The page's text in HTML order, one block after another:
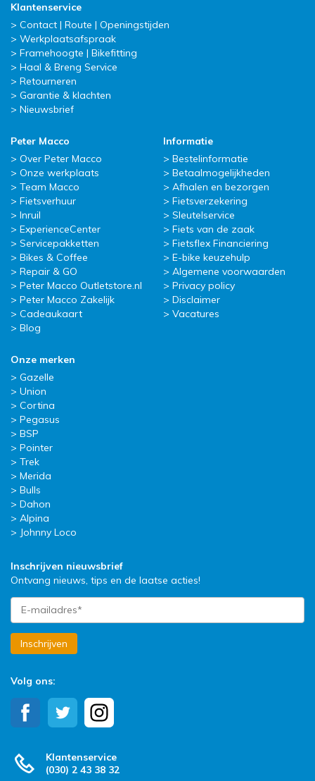
Klantenservice
Contact | Route | Openingstijden
Werkplaatsafspraak
Framehoogte | Bikefitting
Haal & Breng Service
Retourneren
Garantie & klachten
Nieuwsbrief
Peter Macco
Over Peter Macco
Onze werkplaats
Team Macco
Fietsverhuur
Inruil
ExperienceCenter
Servicepakketten
Bikes & Coffee
Repair & GO
Peter Macco Outletstore.nl
Peter Macco Zakelijk
Cadeaukaart
Blog
Informatie
Bestelinformatie
Betaalmogelijkheden
Afhalen en bezorgen
Fietsverzekering
Sleutelservice
Fiets van de zaak
Fietsflex Financiering
E-bike keuzehulp
Algemene voorwaarden
Privacy policy
Disclaimer
Vacatures
Onze merken
Gazelle
Union
Cortina
Pegasus
BSP
Pointer
Trek
Merida
Bulls
Dahon
Alpina
Johnny Loco
Inschrijven nieuwsbrief
Ontvang nieuws, tips en de laatse acties!
Inschrijven
Volg ons:
Klantenservice
(030) 2 43 38 32